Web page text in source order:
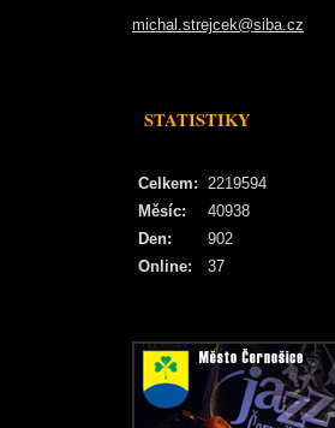
michal.strejcek@siba.cz
STATISTIKY
Online: 37
Celkem: 2219594
Měsíc:
40938
Den:
902